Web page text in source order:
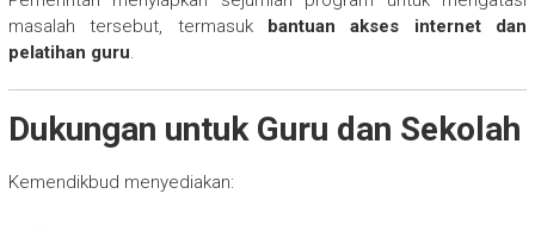
masalah tersebut, termasuk bantuan akses internet dan
pelatihan guru.
Dukungan untuk Guru dan Sekolah
Kemendikbud menyediakan: